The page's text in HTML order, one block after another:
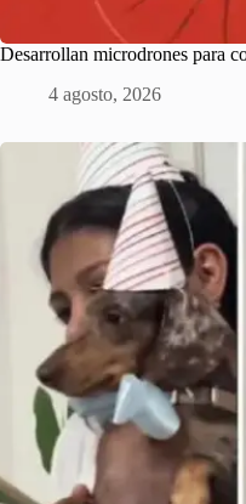
Desarrollan microdrones para
4 agosto, 2026